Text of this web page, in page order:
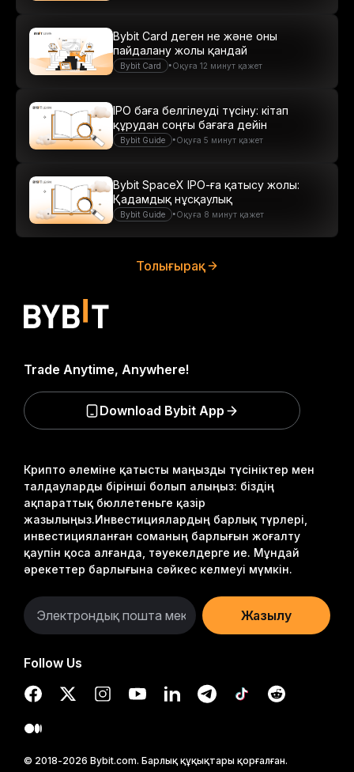
Bybit Card •Оқуға 12 минут қажет
Bybit Card деген не және оны
пайдалану жолы қандай
Bybit Guide •Оқуға 5 минут қажет
IPO баға белгілеуді түсіну: кітап
құрудан соңғы бағаға дейін
Bybit Guide •Оқуға 8 минут қажет
Bybit SpaceX IPO-ға қатысу жолы:
Қадамдық нұсқаулық
Толығырақ
Крипто әлеміне қатысты маңызды түсініктер мен
талдауларды бірінші болып алыңыз: біздің
ақпараттық бюллетеньге қазір
жазылыңыз.Инвестициялардың барлық түрлері,
инвестицияланған соманың барлығын жоғалту
қаупін қоса алғанда, тәуекелдерге ие. Мұндай
әрекеттер барлығына сәйкес келмеуі мүмкін.
Жазылу
Follow Us
© 2018-2026 Bybit.com. Барлық құқықтары қорғалған.
Trade Anytime, Anywhere!
Download Bybit App